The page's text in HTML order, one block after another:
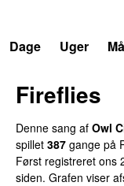
Dage
Uger
Fireflies
Denne sang af Owl
spillet 387 gange på
Først registreret ons
siden. Grafen viser